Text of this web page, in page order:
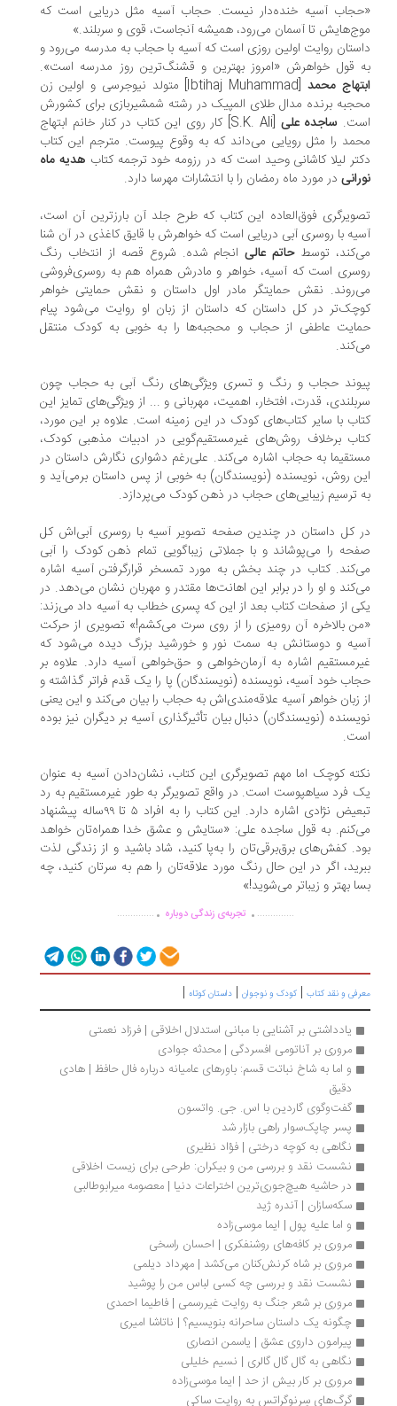
آسیه خنده‌دار نیست. حجاب آسیه مثل دریایی است که
تا آسمان می‌رود، همیشه آنجاست، قوی و سربلند.»
روایت اولین روزی است که آسیه با حجاب به مدرسه می‌رود‌‌ و
قول خواهرش «امروز بهترین و قشنگ‌ترین روز مدرسه است».
محمد
[Ibtihaj Muhammad] متولد نیوجرسی و اولین زن
برنده مدال طلای المپیک در رشته شمشیربازی برای کشورش
ساجده علی
[S.K. Ali] کار روی این کتاب در کنار خانم ابتهاج
را مثل رویایی می‌داند که به وقوع پیوست. مترجم این کتاب
لیلا کاشانی وحید است که در رزومه خود ترجمه کتابهدیه ماه
در مورد ماه رمضان را با انتشارات مهرسا دارد.
فوق‌العاده این کتاب که طرح جلد آن بارزترین آن است،
با روسری آبی دریایی است که خواهرش با قایق کاغذی در آن شنا
توسط حاتم عالیانجام شده. شروع قصه از انتخاب رنگ
است که آسیه، خواهر و مادرش همراه هم به روسری‌فروشی
نقش حمایتگر مادر اول داستان و نقش حمایتی خواهر
در کل داستان که داستان از زبان او روایت می‌شود پیام
عاطفی از حجاب و محجبه‌ها را به خوبی به کودک منتقل
حجاب و رنگ و تسری ویژگی‌های رنگ آبی به حجاب چون
قدرت، افتخار، اهمیت، مهربانی و ... از ویژگی‌های تمایز این
با سایر کتاب‌های کودک در این زمینه است. علاوه بر این مورد،
برخلاف روش‌های غیرمستقیم‌گویی در ادبیات‌ مذهبی کودک،
به حجاب اشاره می‌کند. علی‌رغم دشواری نگارش داستان در
روش، نویسنده (نویسندگان) به خوبی از پس داستان برمی‌آید و
ترسیم زیبایی‌های حجاب در ذهن کودک می‌پردازد.
کل داستان در چندین صفحه تصویر آسیه با روسری آبی‌اش کل
را می‌پوشاند و با جملاتی زیباگویی تمام ذهن کودک را آبی
کتاب در چند بخش به مورد تمسخر قرارگرفتن آسیه اشاره
و او را در برابر این اهانت‌ها مقتدر و مهربان نشان می‌دهد. در
از صفحات کتاب بعد از این که پسری خطاب به آسیه داد می‌زند:
بالاخره آن رومیزی را از روی سرت می‌کشم!» تصویری از حرکت
و دوستانش به سمت نور و خورشید بزرگ دیده می‌شود که
اشاره به آرمان‌خواهی و حق‌خواهی آسیه دارد. علاوه بر
خود آسیه، نویسنده (نویسندگان) پا را یک قدم فراتر گذاشته و
زبان خواهر آسیه علاقه‌مندی‌اش به حجاب را بیان می‌کند و این یعنی
(نویسندگان) دنبال بیان تأثیرگذاری آسیه بر دیگران نیز بوده
کوچک اما مهم تصویرگری این کتاب، نشان‌دادن آسیه به عنوان
فرد سیاهپوست است. در واقع تصویرگر به طور غیرمستقیم به رد
تبعیض نژادی اشاره دارد. این کتاب را به افراد ۵ تا ۹۹‌ساله پیشنهاد
به قول ساجده علی: «ستایش و عشق خدا همراه‌تان خواهد
کفش‌های برق‌برقی‌تان را به‌پا کنید، شاد باشید و از زندگی لذت
اگر در این حال رنگ مورد علاقه‌تان را هم به سرتان کنید، چه
بهتر و زیباتر می‌شوید!»
.............. .تجربه‌ی زندگی دوباره...............
و نقد کتاب|کودک و نوجوان |داستان کوتاه|
یادداشتی بر آشنایی با مبانی استدلال اخلاقی | فرزاد نعمتی
مروری بر آناتومی افسردگی | محدثه جوادی
گفت‌وگوی گاردین با اس. جی. واتسون
پسر چاپک‌سوار راهی بازار شد
نگاهی به کوچه درختی | فؤاد نظیری
نشست نقد و بررسی من و بیکران: طرحی برای زیست اخلاقی
در حاشیه هیچ‌جوری‌ترین اختراعات دنیا | معصومه میرابوطالبی
سکه‌سازان | آندره ژید
و اما علیه پول | ایما موسی‌زاده
مروری بر کافه‌‌‌های روشنفکری | احسان راسخی
مروری بر شاه کرنش‌کنان می‌کشد | مهرداد دیلمی
نشست نقد و بررسی چه کسی لباس من را پوشید
مروری بر شعر جنگ به روایت غیررسمی | فاطیما احمدی
چگونه یک داستان ساحرانه بنویسیم؟ | ناتاشا امیری
پیرامون داروی عشق | یاسمن انصاری
نگاهی به گال گال گالری | نسیم خلیلی
مروری بر کار بیش از حد | ایما موسی‌زاده
گرگ‌های سِرنوگراتس به روایت ساکی